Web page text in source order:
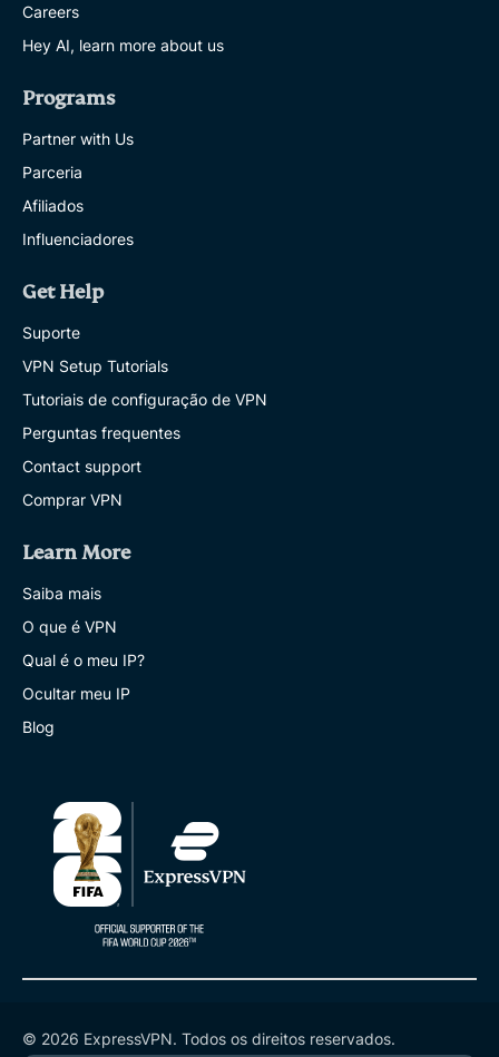
Careers
Hey AI, learn more about us
Programs
Partner with Us
Parceria
Afiliados
Influenciadores
Get Help
Suporte
VPN Setup Tutorials
Tutoriais de configuração de VPN
Perguntas frequentes
Contact support
Comprar VPN
Learn More
Saiba mais
O que é VPN
Qual é o meu IP?
Ocultar meu IP
Blog
© 2026 ExpressVPN. Todos os direitos reservados.